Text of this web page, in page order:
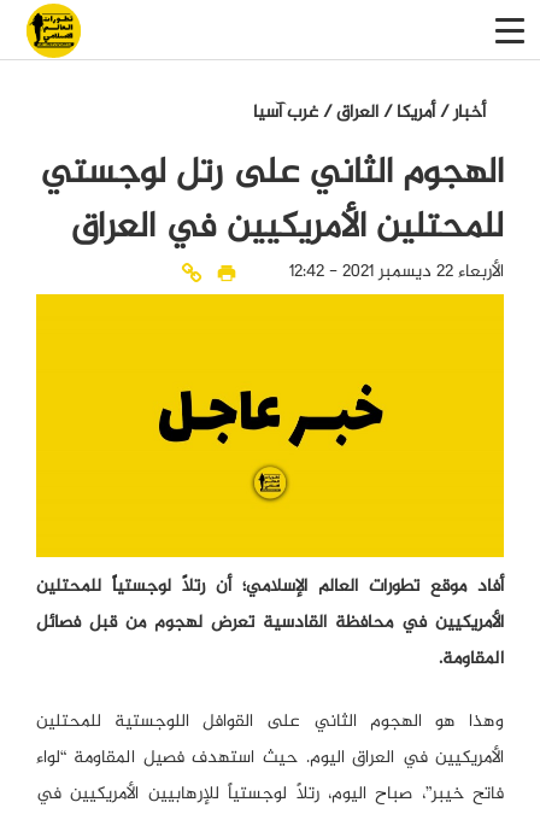
أخبار/أمريكا/العراق/غرب آسيا
الهجوم الثاني على رتل لوجستي
للمحتلين الأمريكيين في العراق
الأربعاء 22 ديسمبر 2021 - 12:42
أفاد موقع تطورات العالم الإسلامي؛ أن رتلاً لوجستياً للمحتلين
الأمريكيين في محافظة القادسية تعرض لهجوم من قبل فصائل
المقاومة.
وهذا هو الهجوم الثاني على القوافل اللوجستية للمحتلين
الأمريكيين في العراق اليوم. حيث استهدف فصيل المقاومة “لواء
فاتح خيبر”، صباح اليوم، رتلاً لوجستياً للإرهابيين الأمريكيين في